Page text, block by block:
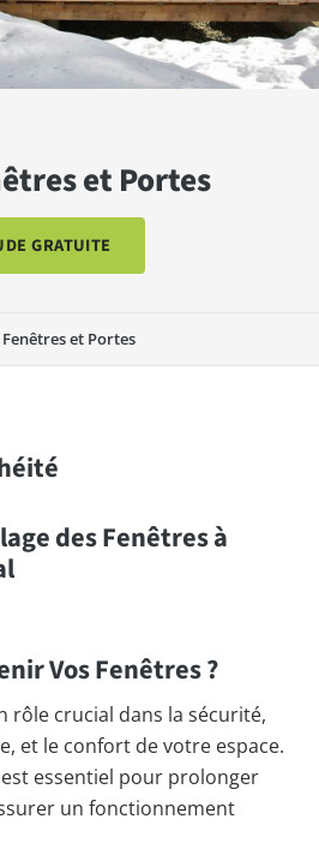
et Portes
GRATUITE
et Portes
des Fenêtres à
Vos Fenêtres ?
rôle crucial dans la sécurité,
et le confort de votre espace.
essentiel pour prolonger
un fonctionnement